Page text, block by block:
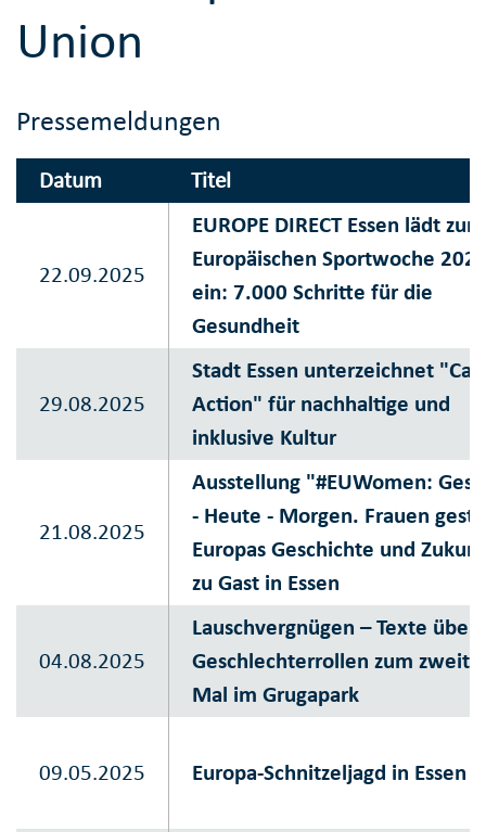
Union
Pressemeldungen
Datum Titel
22.09.2025
EUROPE DIRECT Essen lädt zur
Europäischen Sportwoche
ein: 7.000 Schritte für die
Gesundheit
29.08.2025
Stadt Essen unterzeichnet
Action" für nachhaltige und
inklusive Kultur
21.08.2025
Ausstellung "#EUWomen:
- Heute - Morgen. Frauen
Europas Geschichte und
zu Gast in Essen
04.08.2025
Lauschvergnügen – Texte über
Geschlechterrollen zum
Mal im Grugapark
09.05.2025 Europa-Schnitzeljagd in Essen